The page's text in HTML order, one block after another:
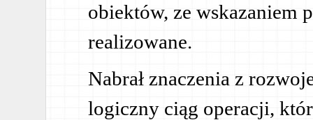
obiektów, ze wskazaniem
realizowane.
Nabrał znaczenia z
logiczny ciąg operacji,